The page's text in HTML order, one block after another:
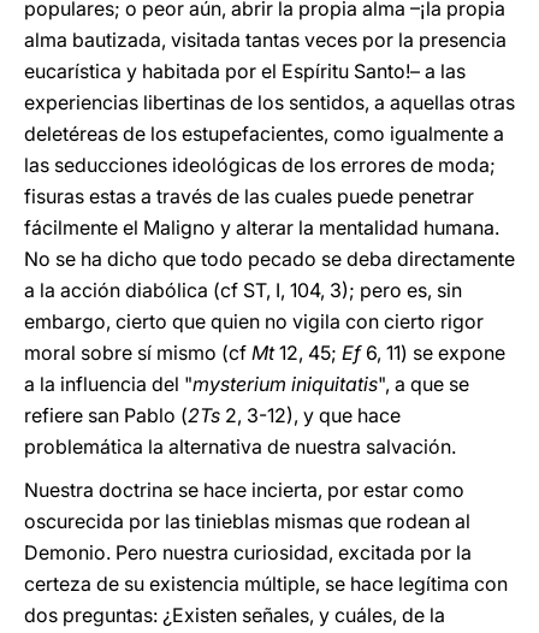
populares; o peor aún, abrir la propia alma –¡la propia
alma bautizada, visitada tantas veces por la presencia
eucarística y habitada por el Espíritu Santo!– a las
experiencias libertinas de los sentidos, a aquellas otras
deletéreas de los estupefacientes, como igualmente a
las seducciones ideológicas de los errores de moda;
fisuras estas a través de las cuales puede penetrar
fácilmente el Maligno y alterar la mentalidad humana.
No se ha dicho que todo pecado se deba directamente
a la acción diabólica (cf ST, I, 104, 3); pero es, sin
embargo, cierto que quien no vigila con cierto rigor
moral sobre sí mismo (cf Mt12, 45; Ef6, 11) se expone
a la influencia del "mysterium iniquitatis", a que se
refiere san Pablo (2Ts 2, 3-12), y que hace
problemática la alternativa de nuestra salvación.
Nuestra doctrina se hace incierta, por estar como
oscurecida por las tinieblas mismas que rodean al
Demonio. Pero nuestra curiosidad, excitada por la
certeza de su existencia múltiple, se hace legítima con
dos preguntas: ¿Existen señales, y cuáles, de la